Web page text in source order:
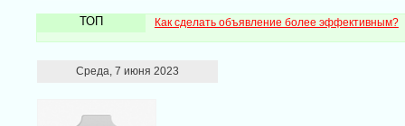
ТОП Как сделать объявление более эффективным?
Среда, 7 июня 2023